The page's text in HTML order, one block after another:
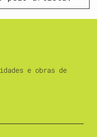
e obras de